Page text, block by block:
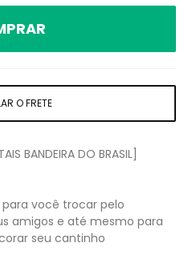
O FRETE
BANDEIRA DO BRASIL]
você trocar pelo
amigos e até mesmo para
seu cantinho